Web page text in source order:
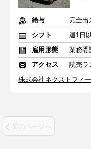
給与
完全出
シフト
週1日
雇用形態
業務委
アクセス
読売ラ
株式会社ネクストフィ
前のページへ